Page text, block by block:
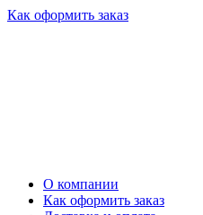
Как оформить заказ
О компании
Как оформить заказ